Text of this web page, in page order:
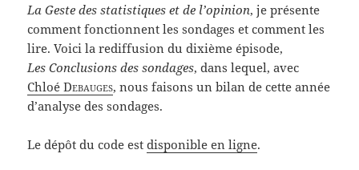
La Geste des statistiques et de l’opinion, je présente
comment fonctionnent les sondages et comment les
lire. Voici la rediffusion du dixième épisode,
Les Conclusions des sondages, dans lequel, avec
ChloéDebauges, nous faisons un bilan de cette année
d’analyse des sondages.
Le dépôt du code estdisponible en ligne.